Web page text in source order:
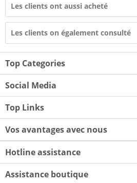
Les clients ont aussi acheté
Les clients on également consulté
Top Categories
Social Media
Top Links
Vos avantages avec nous
Hotline assistance
Assistance boutique